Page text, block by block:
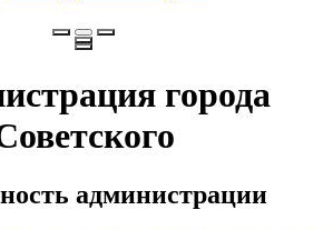
города
администрации